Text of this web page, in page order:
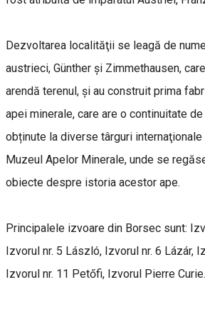
Dezvoltarea localităţii se leagă de
austrieci, Günther și Zimmethausen,
arendă terenul, și au construit prima
apei minerale, care are o continuitate
obținute la diverse târguri
Muzeul Apelor Minerale, unde se
obiecte despre istoria acestor ape.
Principalele izvoare din Borsec sunt:
Izvorul nr. 5 László, Izvorul nr. 6 Lázár,
Izvorul nr. 11 Petőfi, Izvorul Pierre Curie.